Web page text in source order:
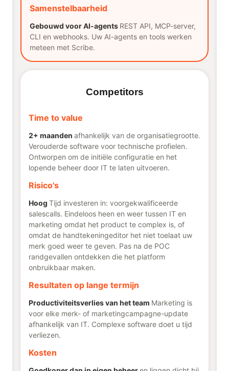
Samenstelbaarheid
Gebouwd voor AI-agents REST API, MCP-server,
CLI en webhooks. Uw AI-agents en tools werken
meteen met Scribe.
Competitors
Time to value
2+ maanden afhankelijk van de organisatiegrootte.
Verouderde software voor technische profielen.
Ontworpen om de initiële configuratie en het
lopende beheer door IT te laten uitvoeren.
Risico's
Hoog Tijd investeren in: voorgekwalificeerde
salescalls. Eindeloos heen en weer tussen IT en
marketing omdat het product te complex is, of
omdat de handtekeningeditor het niet toelaat uw
merk goed weer te geven. Pas na de POC
randgevallen ontdekken die het platform
onbruikbaar maken.
Resultaten op lange termijn
Productiviteitsverlies van het team Marketing is
voor elke merk- of marketingcampagne-update
afhankelijk van IT. Complexe software doet u tijd
verliezen.
Kosten